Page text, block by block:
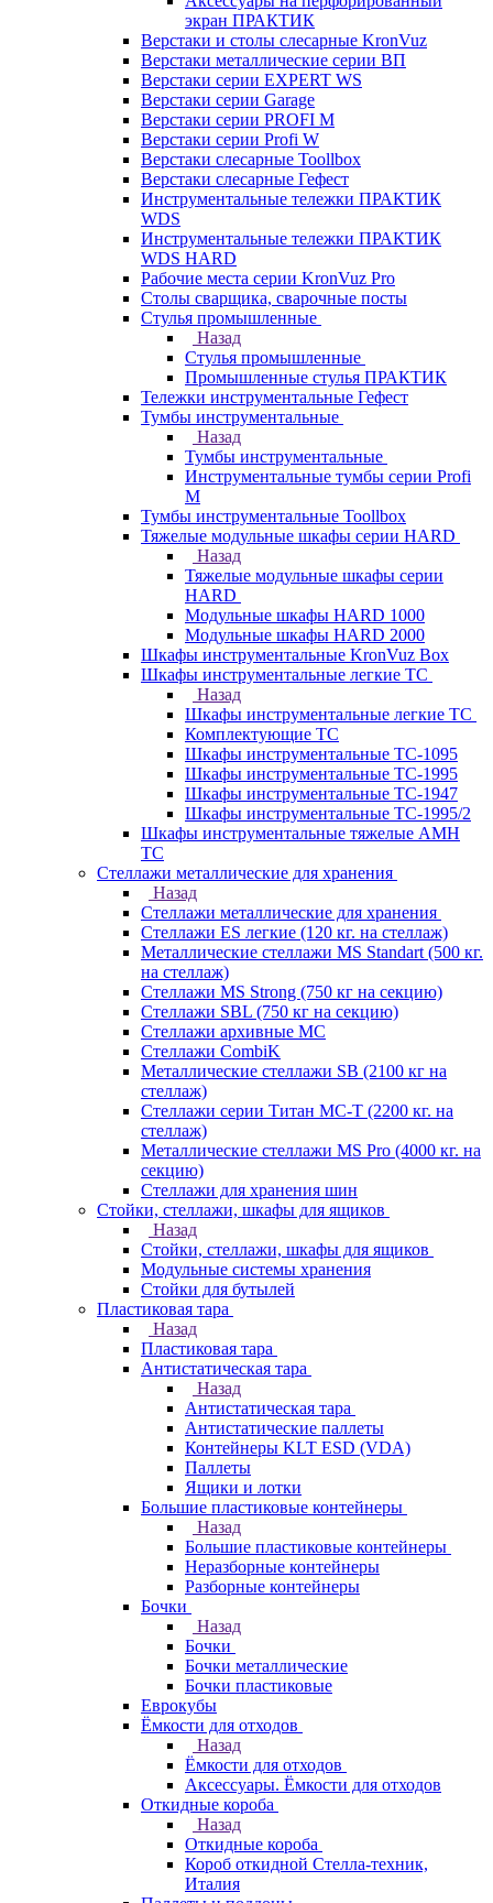
экран ПРАКТИК
Верстаки и столы слесарные KronVuz
Верстаки металлические серии ВП
Верстаки серии EXPERT WS
Верстаки серии Garage
Верстаки серии PROFI M
Верстаки серии Profi W
Верстаки слесарные Toollbox
Верстаки слесарные Гефест
Инструментальные тележки ПРАКТИК
WDS
Инструментальные тележки ПРАКТИК
WDS HARD
Рабочие места серии KronVuz Pro
Столы сварщика, сварочные посты
Стулья промышленные
Назад
Стулья промышленные
Промышленные стулья ПРАКТИК
Тележки инструментальные Гефест
Тумбы инструментальные
Назад
Тумбы инструментальные
Инструментальные тумбы серии Profi
M
Тумбы инструментальные Toollbox
Тяжелые модульные шкафы серии HARD
Назад
Тяжелые модульные шкафы серии
HARD
Модульные шкафы HARD 1000
Модульные шкафы HARD 2000
Шкафы инструментальные KronVuz Box
Шкафы инструментальные легкие ТС
Назад
Шкафы инструментальные легкие ТС
Комплектующие ТС
Шкафы инструментальные TC-1095
Шкафы инструментальные TC-1995
Шкафы инструментальные ТС-1947
Шкафы инструментальные ТС-1995/2
Шкафы инструментальные тяжелые AMH
TC
Стеллажи металлические для хранения
Назад
Стеллажи металлические для хранения
Стеллажи ES легкие (120 кг. на стеллаж)
Металлические стеллажи MS Standart (500 кг.
на стеллаж)
Стеллажи MS Strong (750 кг на секцию)
Стеллажи SBL (750 кг на секцию)
Стеллажи архивные МС
Стеллажи CombiK
Металлические стеллажи SB (2100 кг на
стеллаж)
Стеллажи серии Титан МС-Т (2200 кг. на
стеллаж)
Металлические стеллажи MS Pro (4000 кг. на
секцию)
Стеллажи для хранения шин
Стойки, стеллажи, шкафы для ящиков
Назад
Стойки, стеллажи, шкафы для ящиков
Модульные системы хранения
Стойки для бутылей
Пластиковая тара
Назад
Пластиковая тара
Антистатическая тара
Назад
Антистатическая тара
Антистатические паллеты
Контейнеры KLT ESD (VDA)
Паллеты
Ящики и лотки
Большие пластиковые контейнеры
Назад
Большие пластиковые контейнеры
Неразборные контейнеры
Разборные контейнеры
Бочки
Назад
Бочки
Бочки металлические
Бочки пластиковые
Еврокубы
Ёмкости для отходов
Назад
Ёмкости для отходов
Аксессуары. Ёмкости для отходов
Откидные короба
Назад
Откидные короба
Короб откидной Стелла-техник,
Италия